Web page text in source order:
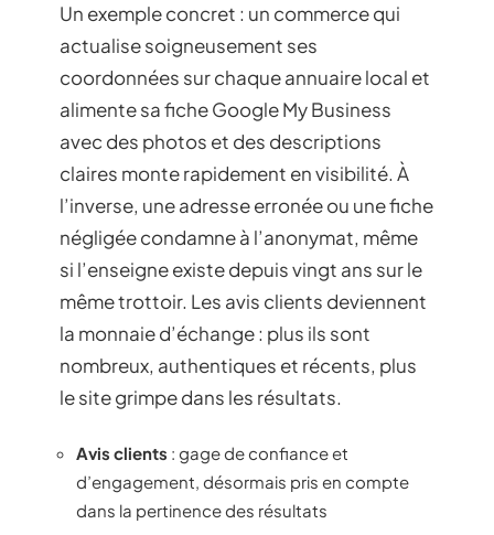
Un exemple concret : un commerce qui
actualise soigneusement ses
coordonnées sur chaque annuaire local et
alimente sa fiche Google My Business
avec des photos et des descriptions
claires monte rapidement en visibilité. À
l’inverse, une adresse erronée ou une fiche
négligée condamne à l’anonymat, même
si l’enseigne existe depuis vingt ans sur le
même trottoir. Les avis clients deviennent
la monnaie d’échange : plus ils sont
nombreux, authentiques et récents, plus
le site grimpe dans les résultats.
Avis clients : gage de confiance et
d’engagement, désormais pris en compte
dans la pertinence des résultats